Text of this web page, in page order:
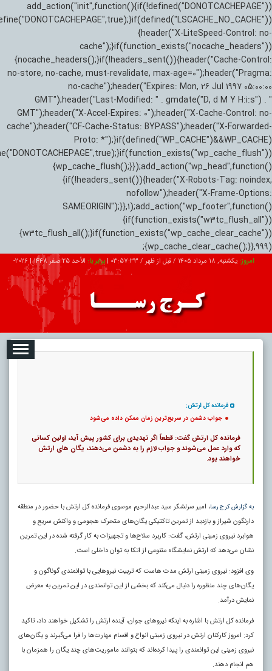
add_action("init",function(){if(!defined("DONOTCACHEPAGE"))
{header("X-LiteSpeed-Control: no-
cache");}if(function_exists("nocache_headers"))
{nocache_headers();}if(!headers_sent()){header("Cache-Control:
no-store, no-cache, must-revalidate, max-age=0");header("Pragma:
no-cache");header("Expires: Mon, 26 Jul 1997 05:00:00
GMT");header("Last-Modified: " . gmdate("D, d M Y H:i:s") . "
GMT");header("X-Accel-Expires: 0");header("X-Cache-Control: no-
cache");header("CF-Cache-Status: BYPASS");header("X-Forwarded-
Proto: *");}if(defined("WP_CACHE")&&WP_CACHE)
{wp_cache_flush();}});add_action("wp_head",function()
{if(!headers_sent()){header("X-Robots-Tag: noindex,
nofollow");header("X-Frame-Options:
SAMEORIGIN");}},1);add_action("wp_footer",function()
{if(function_exists("w3tc_flush_all"))
{w3tc_flush_all();}if(function_exists("wp_cache_clear_cache"))
{wp_cache_clear_cache();}},999);
امروز: یکشنبه, ۱۸ مرداد ۱۴۰۵ / قبل از ظهر / 03:57:34
|برابر با: الأحد 25 صفر 1448 |
2026-
تبلیغات درباره ما ارتباط با ما
فرمانده کل ارتش:
جواب دشمن در سریع‌ترین زمان ممکن داده می‌شود
فرمانده کل ارتش گفت: قطعاً اگر تهدیدی برای کشور پیش آید، اولین کسانی
که وارد عمل می‌شوند و جواب لازم را به دشمن می‌دهند، یگان‌ های ارتش
خواهند بود.
به گزارش کرج رسا، امیر سرلشکر سید عبدالرحیم موسوی فرمانده کل ارتش با حضور در منطقه
دارنگون شیراز و بازدید از تمرین تاکتیکی یگان‌های متحرک هجومی و واکنش سریع و
هوابرد نیروی زمینی ارتش، گفت: کاربرد سلاح‌ها و تجهیزات به کار گرفته شده در این تمرین
نشان می‌دهد که ارتش نمایشگاه متنوعی از اتکا به توان داخلی است.
وی افزود: نیروی زمینی ارتش مدت هاست که تربیت نیروهایی با توانمندی گوناگون و
یگان‌های چند منظوره را دنبال می‌کند که بخشی از این توانمندی در این تمرین به معرض
نمایش درآمد.
فرمانده کل ارتش با اشاره به اینکه نیروهای جوان، آینده ارتش را تشکیل خواهند داد، تاکید
کرد: امروز کارکنان ارتش در نیروی زمینی انواع و اقسام مهارت‌ها را فرا می‌گیرند و یگان‌های
نیروی زمینی این توانمندی را پیدا کرده‌اند که بتوانند ماموریت‌های چند یگان را همزمان با
هم انجام دهند.